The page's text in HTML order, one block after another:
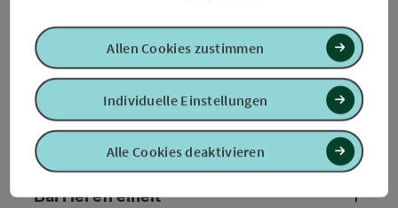
Öffnungszeiten
Anreise/Lage
Eignung
Barrierefreiheit
Alle Cookies deaktivieren
Individuelle Einstellungen
Allen Cookies zustimmen